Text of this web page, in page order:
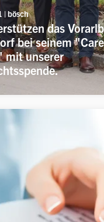
| bösch
das
bei seinem
mit unserer